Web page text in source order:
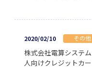
2020/02/10 その他
株式会社電算システ
人向けクレジットカ